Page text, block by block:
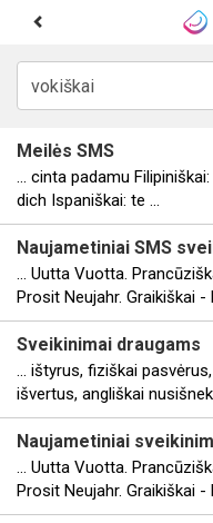
Meilės SMS
... cinta padamu
dich Ispaniškai: te ...
Naujametiniai SMS
... Uutta Vuotta.
Prosit Neujahr. Graikiškai
Sveikinimai draugams
... ištyrus, fiziškai
išvertus, angliškai
Naujametiniai
... Uutta Vuotta.
Prosit Neujahr. Graikiškai